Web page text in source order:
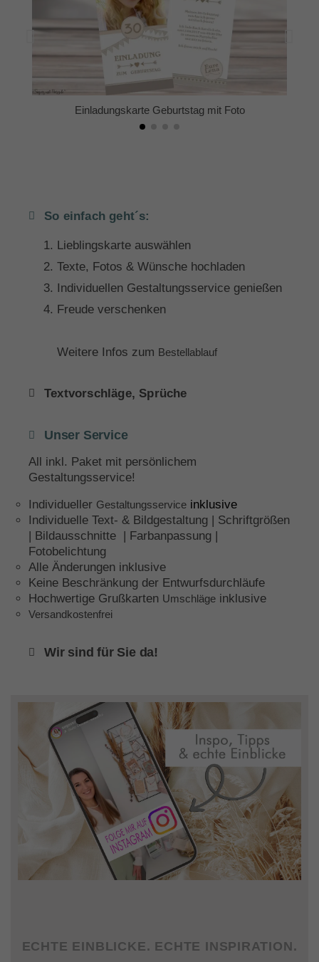
Einladungskarte Geburtstag mit Foto
So einfach geht´s:
Lieblingskarte auswählen
Texte, Fotos & Wünsche hochladen
Individuellen Gestaltungsservice genießen
Freude verschenken
Weitere Infos zum Bestellablauf
Textvorschläge, Sprüche
Unser Service
All inkl. Paket mit persönlichem
Gestaltungsservice!
Individueller Gestaltungsservice inklusive
Individuelle Text- & Bildgestaltung | Schriftgrößen
| Bildausschnitte | Farbanpassung |
Fotobelichtung
Alle Änderungen inklusive
Keine Beschränkung der Entwurfsdurchläufe
Hochwertige Grußkarten Umschläge inklusive
Versandkostenfrei
Wir sind für Sie da!
ECHTE EINBLICKE. ECHTE INSPIRATION.